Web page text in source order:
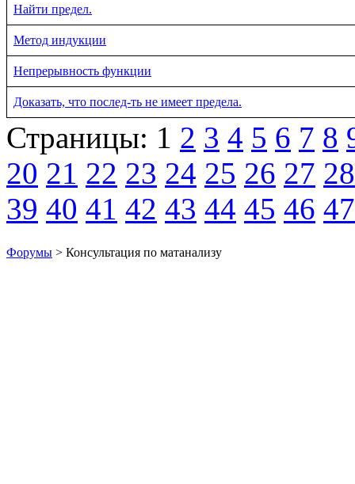
Найти предел.
Метод индукции
Непрерывность функции
Доказать, что послед-ть не имеет предела.
Страницы: 1 2 3 4 5 6 7 8
20 21 22 23 24 25 26 27 28
39 40 41 42 43 44 45 46 47
Форумы > Консультация по матанализу